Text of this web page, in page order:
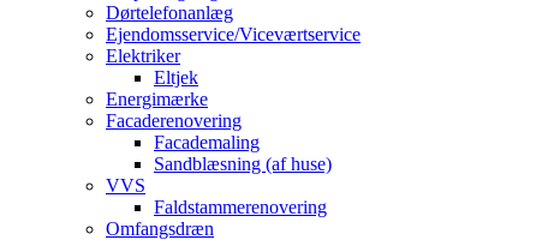
Dørtelefonanlæg
Ejendomsservice/Viceværtservice
Elektriker
Eltjek
Energimærke
Facaderenovering
Facademaling
Sandblæsning (af huse)
VVS
Faldstammerenovering
Omfangsdræn